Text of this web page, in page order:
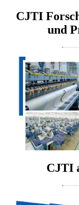
CJTI
und
CJTI